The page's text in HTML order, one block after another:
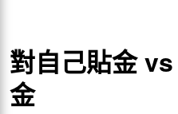
對自己貼金
金